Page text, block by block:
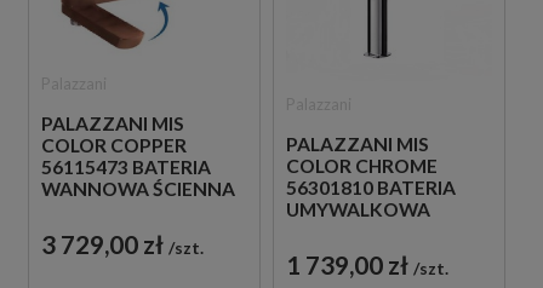
PALAZZANI MIS
COLOR COPPER
56115473 BATERIA
WANNOWA ŚCIENNA
MIEDZIANA
3 729,00 zł szt.
PALAZZANI MIS
COLOR CHROME
56301810 BATERIA
UMYWALKOWA
JEDNOUCHWYTOWA
CHROM
1 739,00 zł szt.